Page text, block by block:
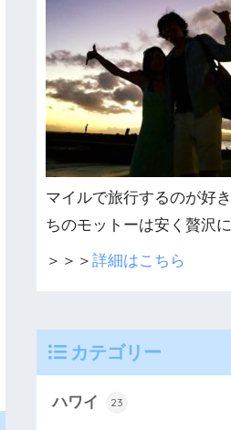
マイルで旅行するのが好
ちのモットーは安く贅沢
＞＞＞詳細はこちら
カテゴリー
ハワイ 23